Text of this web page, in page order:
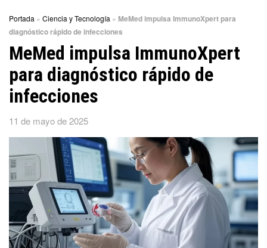
Portada » Ciencia y Tecnología » MeMed impulsa ImmunoXpert para
diagnóstico rápido de infecciones
MeMed impulsa ImmunoXpert
para diagnóstico rápido de
infecciones
11 de mayo de 2025